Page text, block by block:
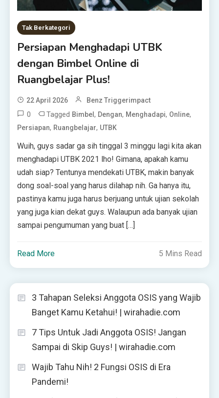
Tak Berkategori
Persiapan Menghadapi UTBK
dengan Bimbel Online di
Ruangbelajar Plus!
22 April 2026 Benz Triggerimpact
0 Tagged Bimbel, Dengan, Menghadapi, Online,
Persiapan, Ruangbelajar, UTBK
Wuih, guys sadar ga sih tinggal 3 minggu lagi kita akan
menghadapi UTBK 2021 lho! Gimana, apakah kamu
udah siap? Tentunya mendekati UTBK, makin banyak
dong soal-soal yang harus dilahap nih. Ga hanya itu,
pastinya kamu juga harus berjuang untuk ujian sekolah
yang juga kian dekat guys. Walaupun ada banyak ujian
sampai pengumuman yang buat […]
Read More 5 Mins Read
3 Tahapan Seleksi Anggota OSIS yang Wajib
Banget Kamu Ketahui! | wirahadie.com
7 Tips Untuk Jadi Anggota OSIS! Jangan
Sampai di Skip Guys! | wirahadie.com
Wajib Tahu Nih! 2 Fungsi OSIS di Era
Pandemi!